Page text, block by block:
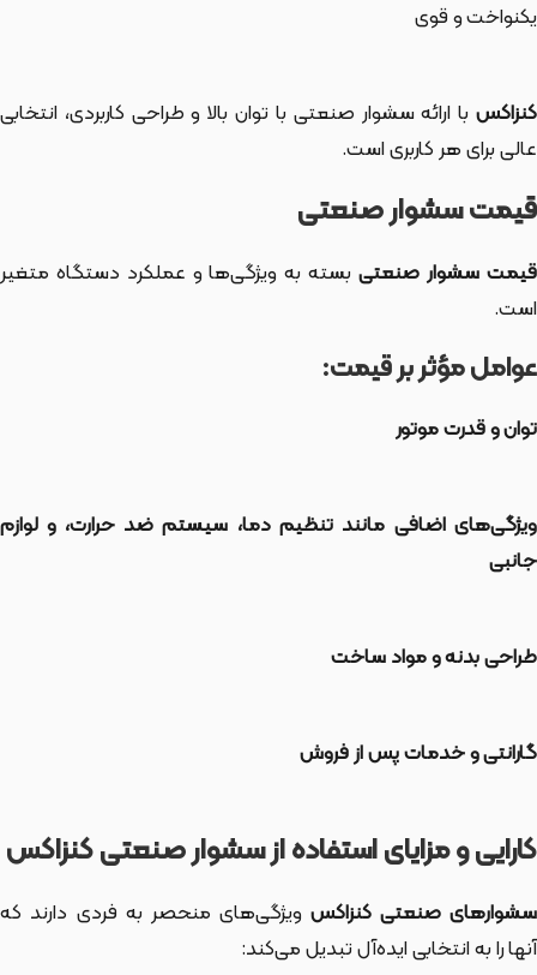
یکنواخت و قوی
کنزاکس با ارائه سشوار صنعتی با توان بالا و طراحی کاربردی، انتخابی
عالی برای هر کاربری است.
قیمت سشوار صنعتی
قیمت سشوار صنعتی بسته به ویژگی‌ها و عملکرد دستگاه متغیر
است.
عوامل مؤثر بر قیمت:
توان و قدرت موتور
ویژگی‌های اضافی مانند تنظیم دما، سیستم ضد حرارت، و لوازم
جانبی
طراحی بدنه و مواد ساخت
گارانتی و خدمات پس از فروش
کارایی و مزایای استفاده از سشوار صنعتی کنزاکس
سشوارهای صنعتی کنزاکس ویژگی‌های منحصر به فردی دارند که
آنها را به انتخابی ایده‌آل تبدیل می‌کند: